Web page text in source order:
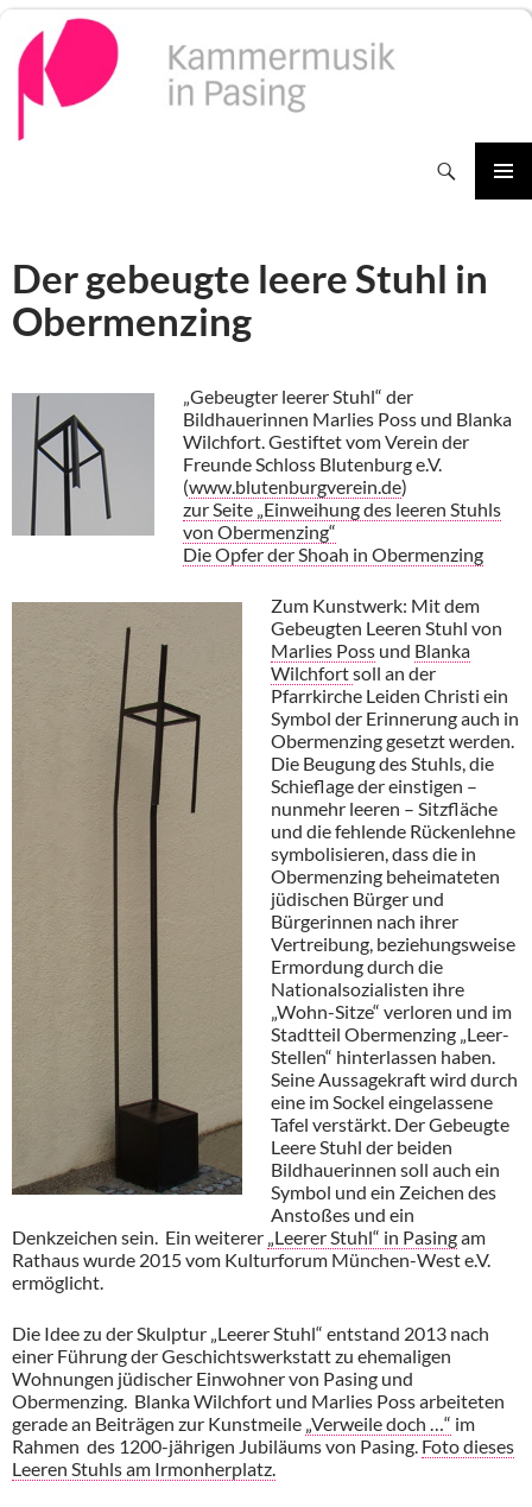
Inhalt
springen
Der gebeugte leere Stuhl in
Obermenzing
„Gebeugter leerer Stuhl“ der
Bildhauerinnen Marlies Poss und Blanka
Wilchfort. Gestiftet vom Verein der
Freunde Schloss Blutenburg e.V.
(www.blutenburgverein.de)
zur Seite „Einweihung des leeren Stuhls
von Obermenzing“
Die Opfer der Shoah in Obermenzing
Zum Kunstwerk: Mit dem
Gebeugten Leeren Stuhl von
Marlies Poss und Blanka
Wilchfortsoll an der
Pfarrkirche Leiden Christi ein
Symbol der Erinnerung auch in
Obermenzing gesetzt werden.
Die Beugung des Stuhls, die
Schieflage der einstigen –
nunmehr leeren – Sitzfläche
und die fehlende Rückenlehne
symbolisieren, dass die in
Obermenzing beheimateten
jüdischen Bürger und
Bürgerinnen nach ihrer
Vertreibung, beziehungsweise
Ermordung durch die
Nationalsozialisten ihre
„Wohn-Sitze“ verloren und im
Stadtteil Obermenzing „Leer-
Stellen“ hinterlassen haben.
Seine Aussagekraft wird durch
eine im Sockel eingelassene
Tafel verstärkt. Der Gebeugte
Leere Stuhl der beiden
Bildhauerinnen soll auch ein
Symbol und ein Zeichen des
Anstoßes und ein
Denkzeichen sein. Ein weiterer „Leerer Stuhl“ in Pasingam
Rathaus wurde 2015 vom Kulturforum München-West e.V.
ermöglicht.
Die Idee zu der Skulptur „Leerer Stuhl“ entstand 2013 nach
einer Führung der Geschichtswerkstatt zu ehemaligen
Wohnungen jüdischer Einwohner von Pasing und
Obermenzing. Blanka Wilchfort und Marlies Poss arbeiteten
gerade an Beiträgen zur Kunstmeile „Verweile doch …“ im
Rahmen des 1200-jährigen Jubiläums von Pasing. Foto dieses
Leeren Stuhls am Irmonherplatz.